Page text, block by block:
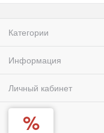
Категории
Информация
Личный кабинет